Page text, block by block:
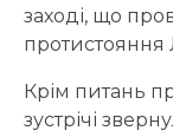
заході, що
протистояння
Крім питань
зустрічі